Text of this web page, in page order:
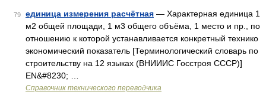
79 единица измерения расчётная — Характерная единица 1
м2 общей площади, 1 м3 общего объёма, 1 место и пр., по
отношению к которой устанавливается конкретный технико
экономический показатель [Терминологический словарь по
строительству на 12 языках (ВНИИИС Госстроя СССР)]
EN&#8230; …
Справочник технического переводчика